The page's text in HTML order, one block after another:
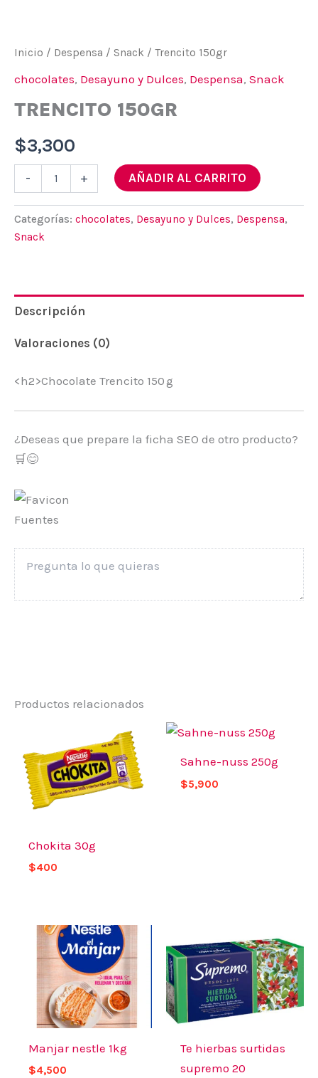
Inicio / Despensa / Snack / Trencito 150gr
chocolates, Desayuno y Dulces, Despensa, Snack
TRENCITO 150GR
$3,300
- + AÑADIR AL CARRITO
Categorías: chocolates, Desayuno y Dulces, Despensa,
Snack
Descripción
Valoraciones (0)
<h2>Chocolate Trencito 150 g
¿Deseas que prepare la ficha SEO de otro producto?
🛒😊
Fuentes
Productos relacionados
Chokita 30g
$400
Sahne-nuss 250g
$5,900
Manjar nestle 1kg
$4,500
Te hierbas surtidas
supremo 20